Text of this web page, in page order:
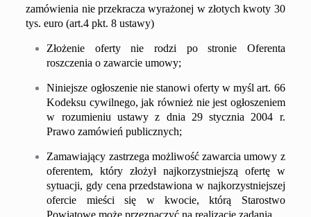
zamówienia nie przekracza wyrażonej w złotych kwoty 30
tys. euro (art.4 pkt. 8 ustawy)
Złożenie oferty nie rodzi po stronie Oferenta
roszczenia o zawarcie umowy;
Niniejsze ogłoszenie nie stanowi oferty w myśl art. 66
Kodeksu cywilnego, jak również nie jest ogłoszeniem
w rozumieniu ustawy z dnia 29 stycznia 2004 r.
Prawo zamówień publicznych;
Zamawiający zastrzega możliwość zawarcia umowy z
oferentem, który złożył najkorzystniejszą ofertę w
sytuacji, gdy cena przedstawiona w najkorzystniejszej
ofercie mieści się w kwocie, którą Starostwo
Powiatowe może przeznaczyć na realizację zadania